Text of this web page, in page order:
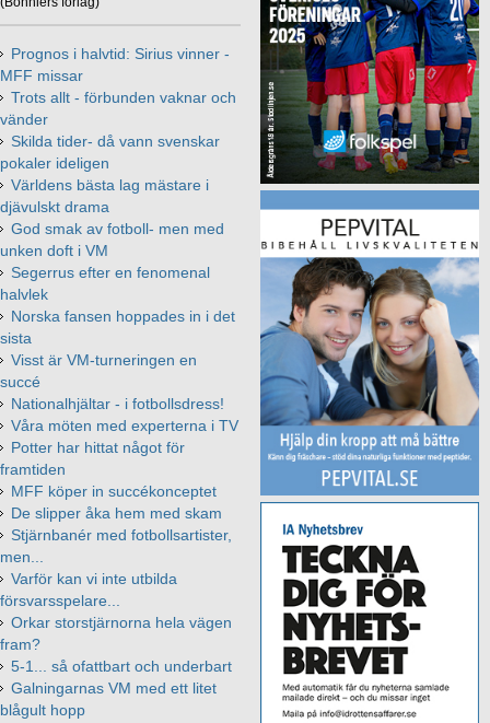
Prognos i halvtid: Sirius vinner -
MFF missar
Trots allt - förbunden vaknar och
vänder
Skilda tider- då vann svenskar
pokaler ideligen
Världens bästa lag mästare i
djävulskt drama
God smak av fotboll- men med
unken doft i VM
Segerrus efter en fenomenal
halvlek
Norska fansen hoppades in i det
sista
Visst är VM-turneringen en
succé
Nationalhjältar - i fotbollsdress!
Våra möten med experterna i TV
Potter har hittat något för
framtiden
MFF köper in succékonceptet
De slipper åka hem med skam
Stjärnbanér med fotbollsartister,
men...
Varför kan vi inte utbilda
försvarsspelare...
Orkar storstjärnorna hela vägen
fram?
5-1... så ofattbart och underbart
Galningarnas VM med ett litet
blågult hopp